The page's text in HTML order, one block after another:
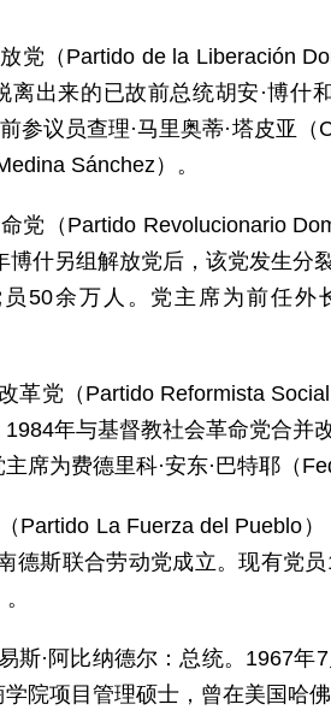
党（Partido de la Liberación
离出来的已故前总统胡安·博什
参议员查理·马里奥蒂·塔皮亚
Sánchez）。
党（Partido Revolucionario
博什另组解放党后，该党发生分
50余万人。党主席为前任外
革党（Partido Reformista
年与基督教社会革命党合并
席为费德里科·安东·巴特耶（
（Partido La Fuerza del Pueblo
德斯联合劳动党成立。现有党
斯·阿比纳德尔：总统。1967
院项目管理硕士，曾在美国哈